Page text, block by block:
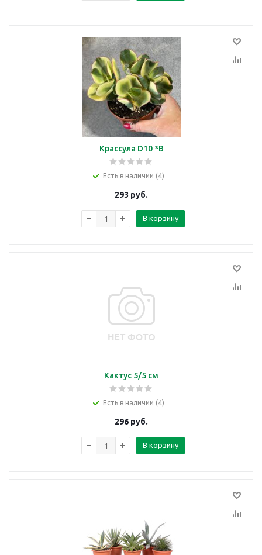
Крассула D10 *В
Есть в наличии (4)
293 руб.
В корзину
Кактус 5/5 см
Есть в наличии (4)
296 руб.
В корзину